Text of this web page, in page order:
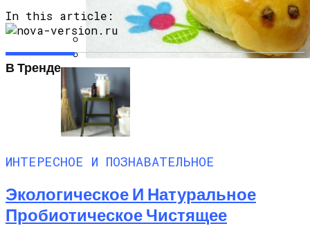
Какие Растения Сажать Для Удачи,
Любви И Богатства
17 Вещей, Которых У Тебя Не Должно
Быть В Гардеробе
Пирожки С Мясом «Поросята»
In this article:
В Тренде
ИНТЕРЕСНОЕ И ПОЗНАВАТЕЛЬНОЕ
Экологическое И Натуральное
Пробиотическое Чистящее